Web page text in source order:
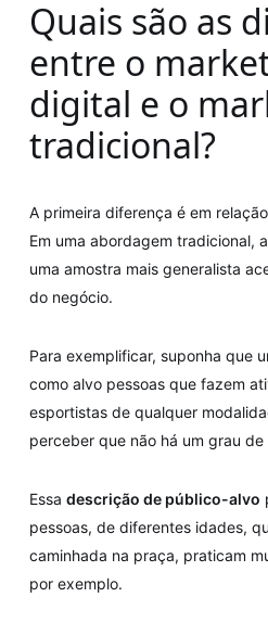
Quais são as
entre o
digital e o
tradicional?
A primeira diferença é em
Em uma abordagem tradicional,
uma amostra mais generalista
do negócio.
Para exemplificar, suponha que
como alvo pessoas que fazem
esportistas de qualquer
perceber que não há um grau
Essa descrição de público-alvo
pessoas, de diferentes idades,
caminhada na praça, praticam
por exemplo.